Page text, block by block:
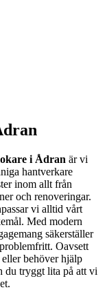
i Ådran är vi
hantverkare
inom allt från
och renoveringar.
vi alltid vårt
Med modern
säkerställer
Oavsett
behöver hjälp
du tryggt lita på att vi